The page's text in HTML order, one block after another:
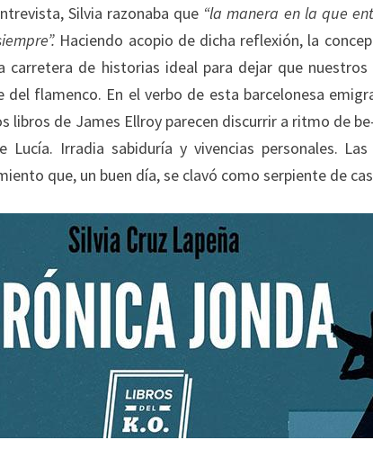
Silvia razonaba que “la manera en la que
Haciendo acopio de dicha reflexión, la
carretera de historias ideal para dejar que
del flamenco. En el verbo de esta barcelonesa
libros de James Ellroy parecen discurrir a ritmo de
Lucía. Irradia sabiduría y vivencias personales.
que, un buen día, se clavó como serpiente de